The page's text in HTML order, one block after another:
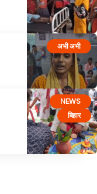
अभी अभी
NEWS
बिहार